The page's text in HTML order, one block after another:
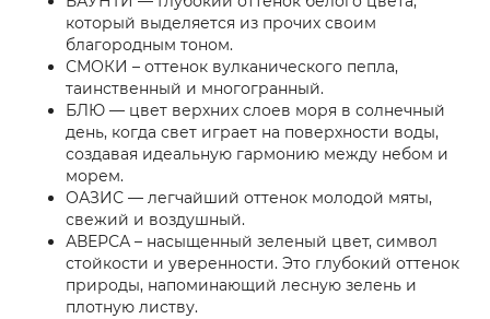
который выделяется из прочих своим
благородным тоном.
СМОКИ – оттенок вулканического пепла,
таинственный и многогранный.
БЛЮ — цвет верхних слоев моря в солнечный
день, когда свет играет на поверхности воды,
создавая идеальную гармонию между небом и
морем.
ОАЗИС — легчайший оттенок молодой мяты,
свежий и воздушный.
АВЕРСА – насыщенный зеленый цвет, символ
стойкости и уверенности. Это глубокий оттенок
природы, напоминающий лесную зелень и
плотную листву.